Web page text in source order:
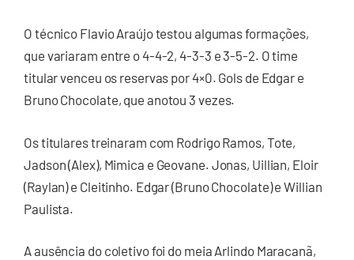
O técnico Flavio Araújo testou algumas formações,
que variaram entre o 4-4-2, 4-3-3 e 3-5-2. O time
titular venceu os reservas por 4×0. Gols de Edgar e
Bruno Chocolate, que anotou 3 vezes.
Os titulares treinaram com Rodrigo Ramos, Tote,
Jadson (Alex), Mimica e Geovane. Jonas, Uillian, Eloir
(Raylan) e Cleitinho. Edgar (Bruno Chocolate) e Willian
Paulista.
A ausência do coletivo foi do meia Arlindo Maracanã,